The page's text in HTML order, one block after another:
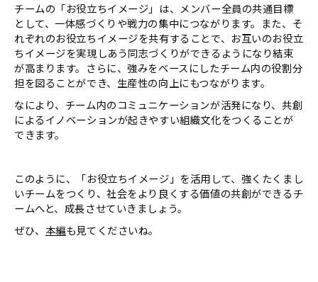
チームの「お役立ちイメージ」は、メンバー全員の共通目標
として、一体感づくりや戦力の集中につながります。また、そ
れぞれのお役立ちイメージを共有することで、お互いのお役立
ちイメージを実現しあう同志づくりができるようになり結束
が高まります。さらに、強みをベースにしたチーム内の役割分
担を図ることができ、生産性の向上にもつながります。
なにより、チーム内のコミュニケーションが活発になり、共創
によるイノベーションが起きやすい組織文化をつくることが
できます。
このように、「お役立ちイメージ」を活用して、強くたくまし
いチームをつくり、社会をより良くする価値の共創ができるチ
ームへと、成長させていきましょう。
ぜひ、 本編も見てくださいね。